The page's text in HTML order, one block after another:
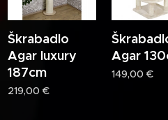
Škrabadlo
Agar luxury
187cm
219,00 €
Agar
149,00 €